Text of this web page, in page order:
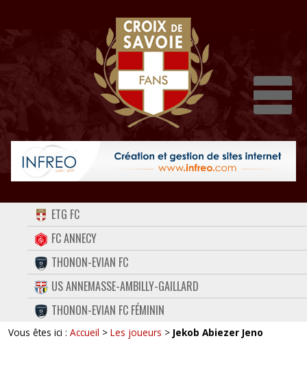
ACCUEIL
FORUM
CONTACT
FACEBOOK
TWITTER
ETG FC
FC ANNECY
THONON-EVIAN FC
US ANNEMASSE-AMBILLY-GAILLARD
THONON-EVIAN FC FÉMININ
Vous êtes ici : Accueil > Les joueurs > Jekob Abiezer Jeno